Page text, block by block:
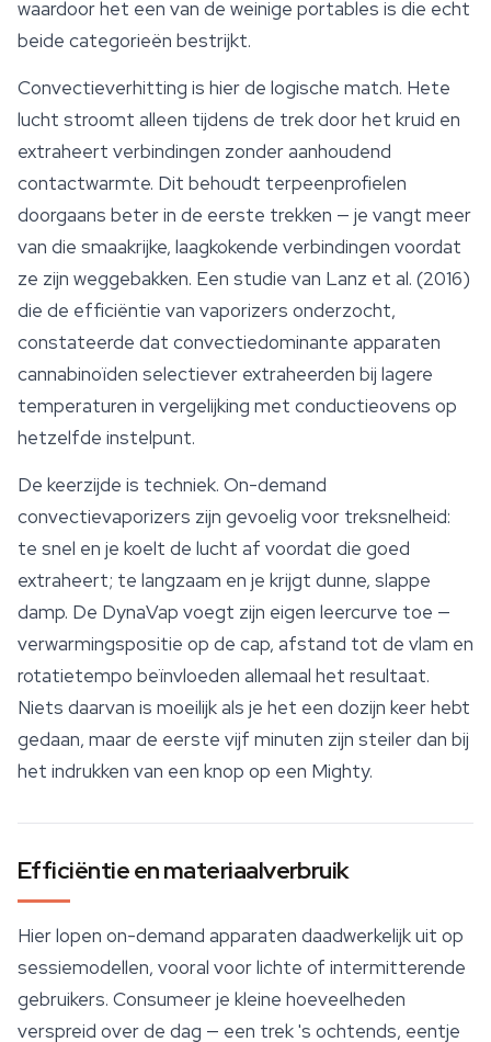
waardoor het een van de weinige portables is die echt
beide categorieën bestrijkt.
Convectieverhitting is hier de logische match. Hete
lucht stroomt alleen tijdens de trek door het kruid en
extraheert verbindingen zonder aanhoudend
contactwarmte. Dit behoudt terpeenprofielen
doorgaans beter in de eerste trekken — je vangt meer
van die smaakrijke, laagkokende verbindingen voordat
ze zijn weggebakken. Een studie van Lanz et al. (2016)
die de efficiëntie van vaporizers onderzocht,
constateerde dat convectiedominante apparaten
cannabinoïden selectiever extraheerden bij lagere
temperaturen in vergelijking met conductieovens op
hetzelfde instelpunt.
De keerzijde is techniek. On-demand
convectievaporizers zijn gevoelig voor treksnelheid:
te snel en je koelt de lucht af voordat die goed
extraheert; te langzaam en je krijgt dunne, slappe
damp. De DynaVap voegt zijn eigen leercurve toe —
verwarmingspositie op de cap, afstand tot de vlam en
rotatietempo beïnvloeden allemaal het resultaat.
Niets daarvan is moeilijk als je het een dozijn keer hebt
gedaan, maar de eerste vijf minuten zijn steiler dan bij
het indrukken van een knop op een Mighty.
Efficiëntie en materiaalverbruik
Hier lopen on-demand apparaten daadwerkelijk uit op
sessiemodellen, vooral voor lichte of intermitterende
gebruikers. Consumeer je kleine hoeveelheden
verspreid over de dag — een trek 's ochtends, eentje